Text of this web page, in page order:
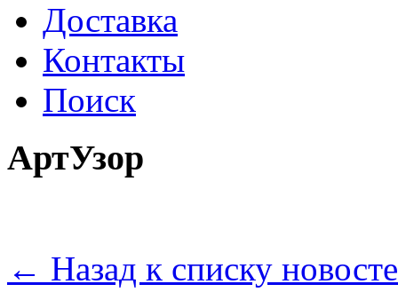
Доставка
Контакты
Поиск
АртУзор
← Назад к списку